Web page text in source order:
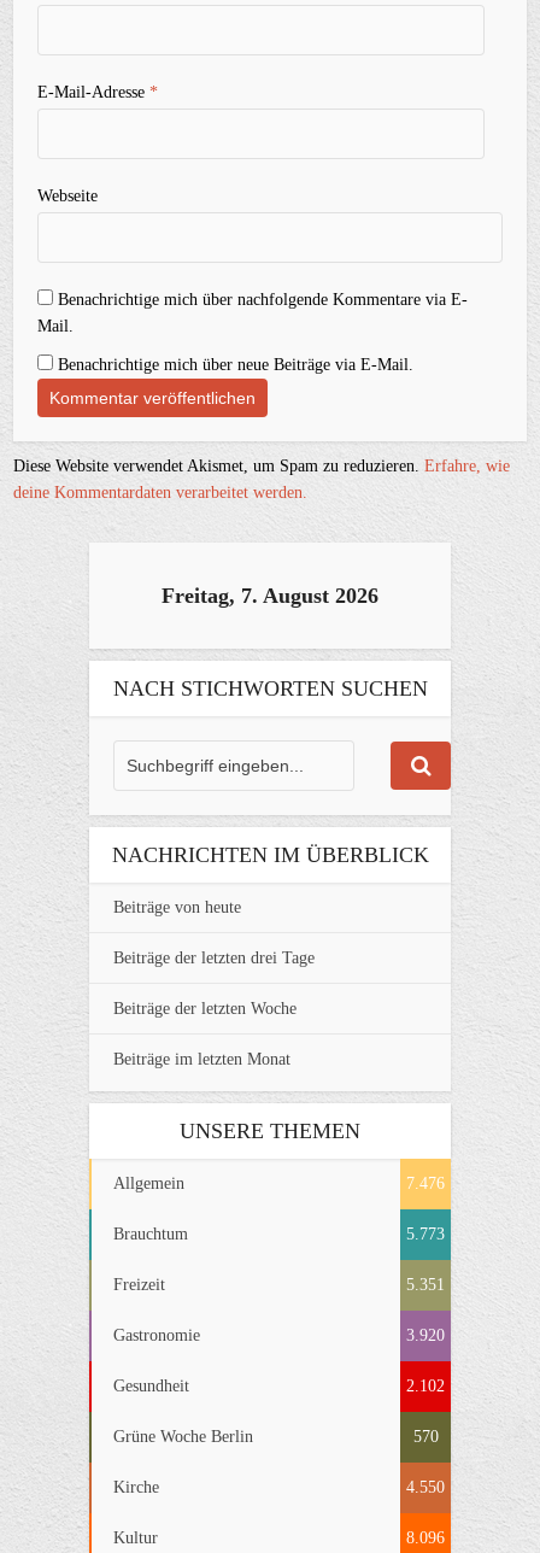
E-Mail-Adresse*
Webseite
Benachrichtige mich über nachfolgende Kommentare via E-
Mail.
Benachrichtige mich über neue Beiträge via E-Mail.
Diese Website verwendet Akismet, um Spam zu reduzieren.Erfahre, wie
deine Kommentardaten verarbeitet werden.
Freitag, 7. August 2026
NACH STICHWORTEN SUCHEN
NACHRICHTEN IM ÜBERBLICK
Beiträge von heute
Beiträge der letzten drei Tage
Beiträge der letzten Woche
Beiträge im letzten Monat
UNSERE THEMEN
Allgemein 7.476
Brauchtum 5.773
Freizeit 5.351
Gastronomie 3.920
Gesundheit 2.102
Grüne Woche Berlin 570
Kirche 4.550
Kultur 8.096